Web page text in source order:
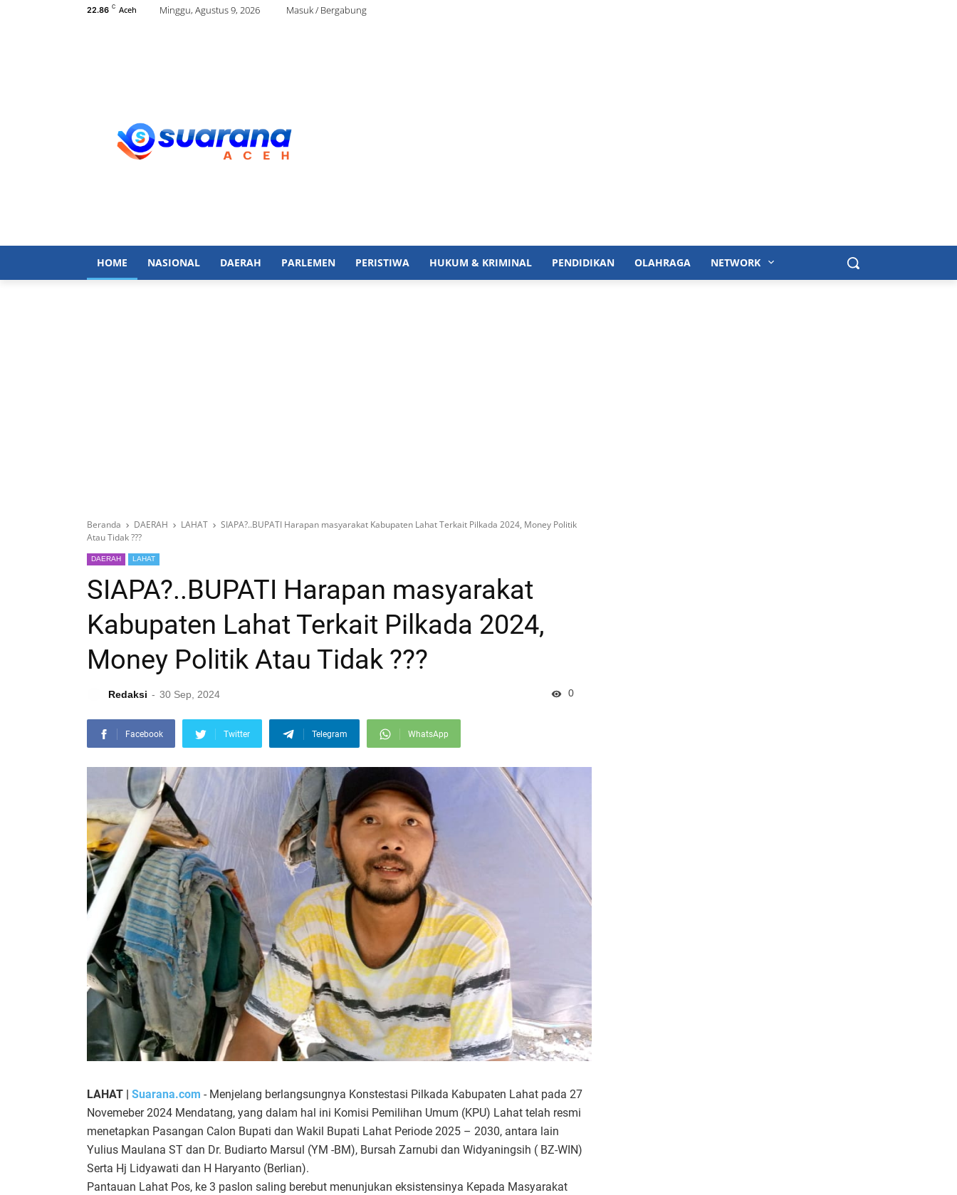
22.86 C Aceh Minggu, Agustus 9, 2026 Masuk / Bergabung
HOME NASIONAL DAERAH PARLEMEN PERISTIWA HUKUM & KRIMINAL PENDIDIKAN OLAHRAGA NETWORK
Beranda DAERAH LAHAT
SIAPA?..BUPATI Harapan masyarakat Kabupaten Lahat Terkait Pilkada 2024, Money Politik
Atau Tidak ???
DAERAH LAHAT
SIAPA?..BUPATI Harapan masyarakat
Kabupaten Lahat Terkait Pilkada 2024,
Money Politik Atau Tidak ???
Redaksi 30 Sep, 2024 0
Facebook Twitter Telegram WhatsApp
LAHAT | Suarana.com - Menjelang berlangsungnya Konstestasi Pilkada Kabupaten Lahat pada 27
Novemeber 2024 Mendatang, yang dalam hal ini Komisi Pemilihan Umum (KPU) Lahat telah resmi
menetapkan Pasangan Calon Bupati dan Wakil Bupati Lahat Periode 2025 – 2030, antara lain
Yulius Maulana ST dan Dr. Budiarto Marsul (YM -BM), Bursah Zarnubi dan Widyaningsih ( BZ-WIN)
Serta Hj Lidyawati dan H Haryanto (Berlian).
Pantauan Lahat Pos, ke 3 paslon saling berebut menunjukan eksistensinya Kepada Masyarakat